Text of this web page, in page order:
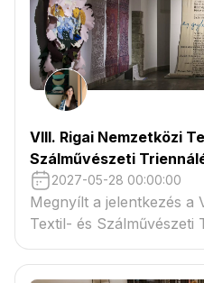
VIII. Rigai Nemzetközi
Szálművészeti
2027-05-28 00:00:00
Megnyílt a jelentkezés a
Textil- és Szálművészeti